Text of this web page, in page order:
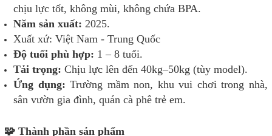
chịu lực tốt, không mùi, không chứa BPA.
Năm sản xuất: 2025.
Xuất xứ: Việt Nam - Trung Quốc
Độ tuổi phù hợp: 1 – 8 tuổi.
Tải trọng: Chịu lực lên đến 40kg–50kg (tùy model).
Ứng dụng: Trường mầm non, khu vui chơi trong nhà,
sân vườn gia đình, quán cà phê trẻ em.
🧩 Thành phần sản phẩm